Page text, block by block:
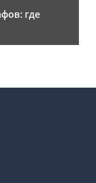
где